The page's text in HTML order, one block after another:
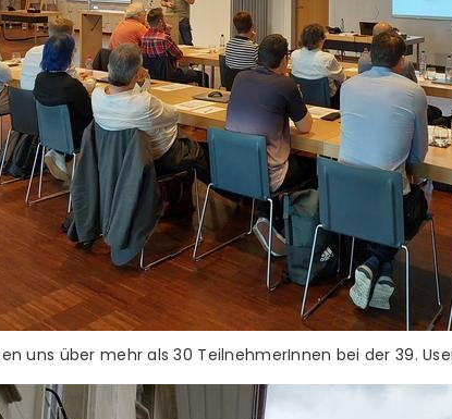
uns über mehr als 30 TeilnehmerInnen bei der 39.